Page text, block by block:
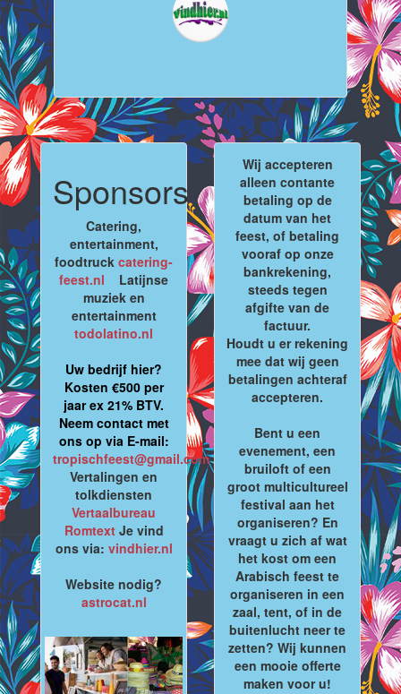
Sponsors
Catering,
entertainment,
foodtruck catering-
feest.nl Latijnse
muziek en
entertainment
todolatino.nl
Uw bedrijf hier?
Kosten €500 per
jaar ex 21% BTV.
Neem contact met
ons op via E-mail:
tropischfeest@gmail.com
Vertalingen en
tolkdiensten
Vertaalbureau
RomtextJe vind
ons via: vindhier.nl
Website nodig?
astrocat.nl
Wij accepteren
alleen contante
betaling op de
datum van het
feest, of betaling
vooraf op onze
bankrekening,
steeds tegen
afgifte van de
factuur.
Houdt u er rekening
mee dat wij geen
betalingen achteraf
accepteren.
Bent u een
evenement, een
bruiloft of een
groot multicultureel
festival aan het
organiseren? En
vraagt u zich af wat
het kost om een
Arabisch feest te
organiseren in een
zaal, tent, of in de
buitenlucht neer te
zetten? Wij kunnen
een mooie offerte
maken voor u!